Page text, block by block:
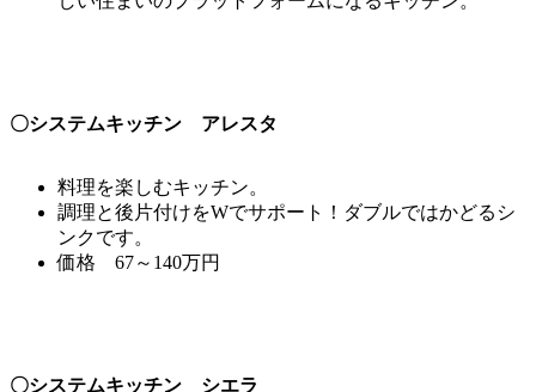
〇システムキッチン アレスタ
料理を楽しむキッチン。
調理と後片付けをWでサポート！ダブルではかどるシ
ンクです。
価格 67～140万円
〇システムキッチン シエラ